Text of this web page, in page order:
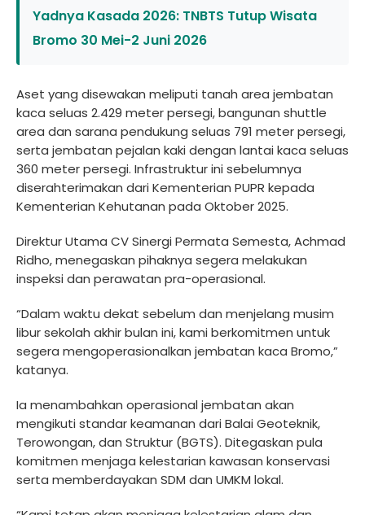
Yadnya Kasada 2026: TNBTS Tutup Wisata
Bromo 30 Mei-2 Juni 2026
Aset yang disewakan meliputi tanah area jembatan
kaca seluas 2.429 meter persegi, bangunan shuttle
area dan sarana pendukung seluas 791 meter persegi,
serta jembatan pejalan kaki dengan lantai kaca seluas
360 meter persegi. Infrastruktur ini sebelumnya
diserahterimakan dari Kementerian PUPR kepada
Kementerian Kehutanan pada Oktober 2025.
Direktur Utama CV Sinergi Permata Semesta, Achmad
Ridho, menegaskan pihaknya segera melakukan
inspeksi dan perawatan pra-operasional.
“Dalam waktu dekat sebelum dan menjelang musim
libur sekolah akhir bulan ini, kami berkomitmen untuk
segera mengoperasionalkan jembatan kaca Bromo,”
katanya.
Ia menambahkan operasional jembatan akan
mengikuti standar keamanan dari Balai Geoteknik,
Terowongan, dan Struktur (BGTS). Ditegaskan pula
komitmen menjaga kelestarian kawasan konservasi
serta memberdayakan SDM dan UMKM lokal.